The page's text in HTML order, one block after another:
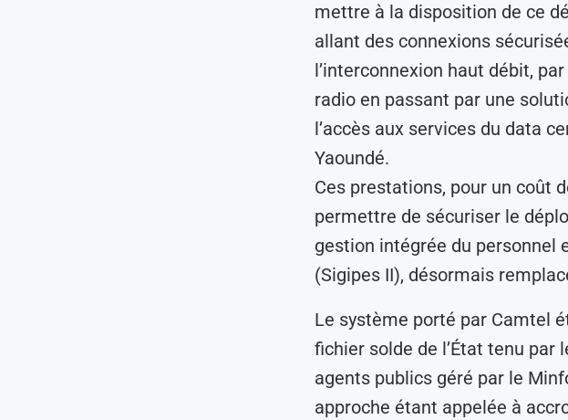
mettre à la disposition de ce
allant des connexions
l’interconnexion haut débit,
radio en passant par une
l’accès aux services du data
Yaoundé.
Ces prestations, pour un coût
permettre de sécuriser le
gestion intégrée du personnel
(Sigipes II), désormais
Le système porté par Camtel
fichier solde de l’État tenu par
agents publics géré par le
approche étant appelée à